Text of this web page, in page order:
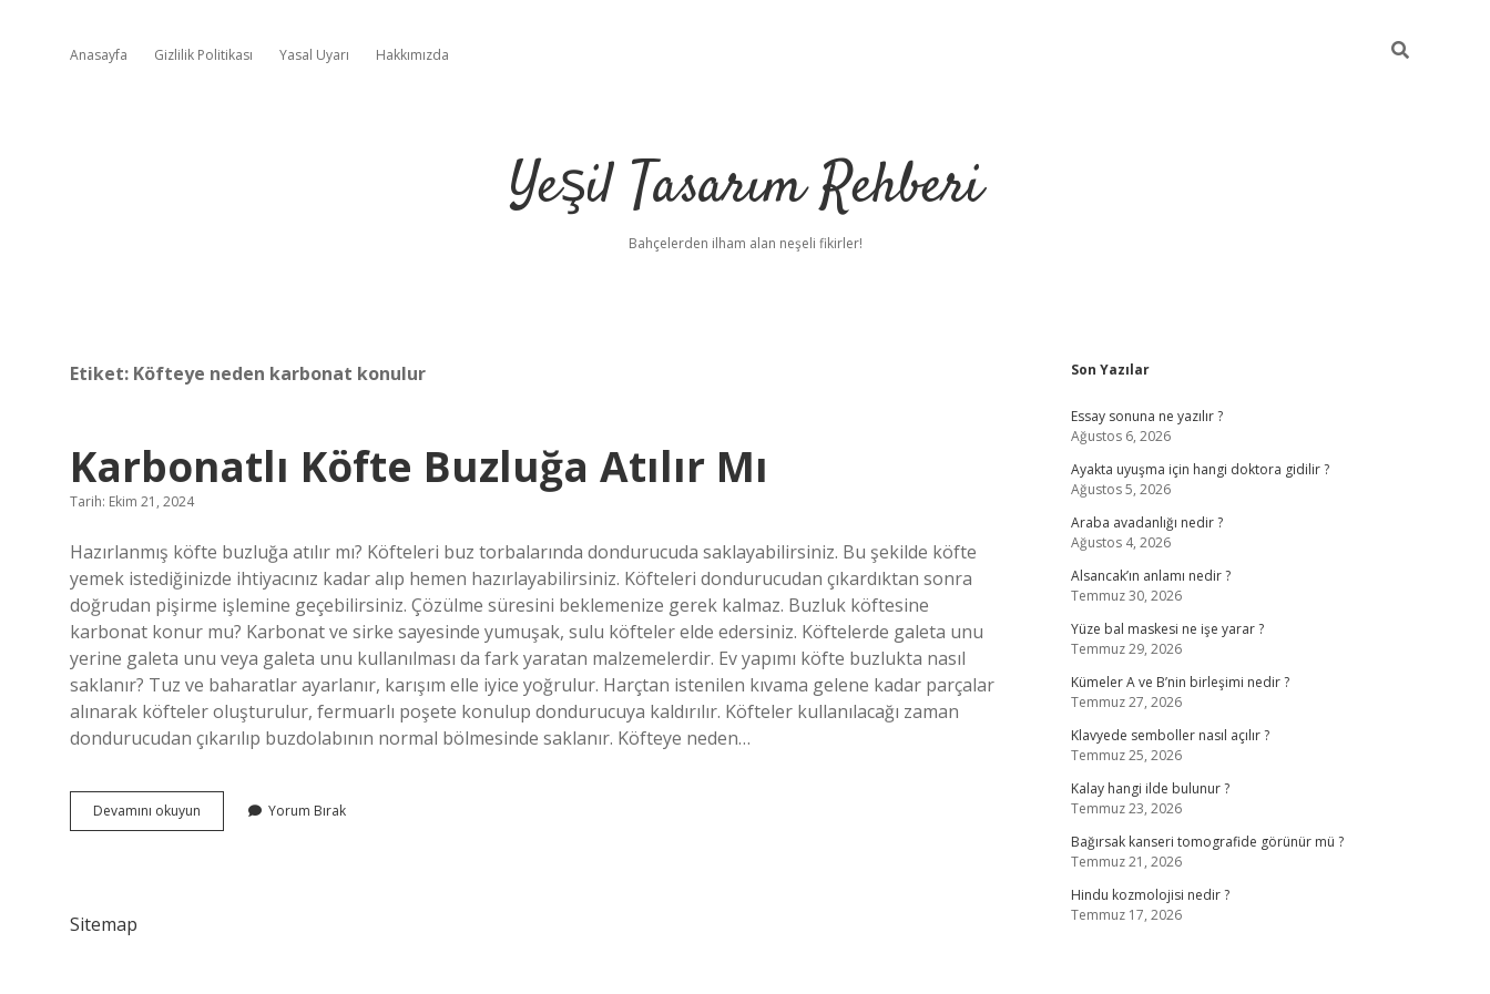
Anasayfa Gizlilik Politikası Yasal Uyarı Hakkımızda
Yeşil Tasarım Rehberi
Bahçelerden ilham alan neşeli fikirler!
Etiket: Köfteye neden karbonat konulur
Karbonatlı Köfte Buzluğa Atılır Mı
Tarih: Ekim 21, 2024
Hazırlanmış köfte buzluğa atılır mı? Köfteleri buz torbalarında dondurucuda saklayabilirsiniz. Bu şekilde köfte
yemek istediğinizde ihtiyacınız kadar alıp hemen hazırlayabilirsiniz. Köfteleri dondurucudan çıkardıktan sonra
doğrudan pişirme işlemine geçebilirsiniz. Çözülme süresini beklemenize gerek kalmaz. Buzluk köftesine
karbonat konur mu? Karbonat ve sirke sayesinde yumuşak, sulu köfteler elde edersiniz. Köftelerde galeta unu
yerine galeta unu veya galeta unu kullanılması da fark yaratan malzemelerdir. Ev yapımı köfte buzlukta nasıl
saklanır? Tuz ve baharatlar ayarlanır, karışım elle iyice yoğrulur. Harçtan istenilen kıvama gelene kadar parçalar
alınarak köfteler oluşturulur, fermuarlı poşete konulup dondurucuya kaldırılır. Köfteler kullanılacağı zaman
dondurucudan çıkarılıp buzdolabının normal bölmesinde saklanır. Köfteye neden…
Devamını okuyun Karbonatlı
Köfte
Yorum Bırak
Sitemap
Sidebar
Son Yazılar
Essay sonuna ne yazılır ?
Ağustos 6, 2026
Ayakta uyuşma için hangi doktora gidilir ?
Ağustos 5, 2026
Araba avadanlığı nedir ?
Ağustos 4, 2026
Alsancak’ın anlamı nedir ?
Temmuz 30, 2026
Yüze bal maskesi ne işe yarar ?
Temmuz 29, 2026
Kümeler A ve B’nin birleşimi nedir ?
Temmuz 27, 2026
Klavyede semboller nasıl açılır ?
Temmuz 25, 2026
Kalay hangi ilde bulunur ?
Temmuz 23, 2026
Bağırsak kanseri tomografide görünür mü ?
Temmuz 21, 2026
Hindu kozmolojisi nedir ?
Temmuz 17, 2026